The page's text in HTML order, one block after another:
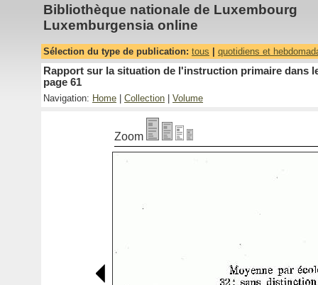
Bibliothèque nationale de Luxembourg
Luxemburgensia online
Sélection du type de publication: tous quotidiens et
Rapport sur la situation de l'instruction primaire dans
page 61
Navigation: Home Collection Volume
Zoom